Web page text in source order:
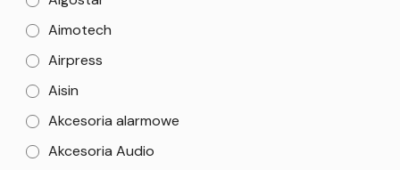
Aimotech
Airpress
Aisin
Akcesoria alarmowe
Akcesoria Audio